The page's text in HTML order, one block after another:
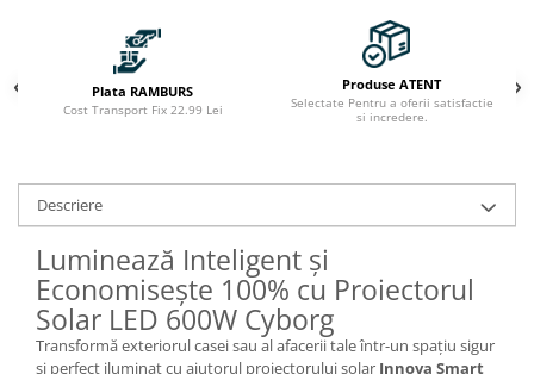
Plata RAMBURS
Cost Transport Fix 22.99 Lei
Produse ATENT
Selectate Pentru a oferii satisfactie
si incredere.
Descriere
Luminează Inteligent și
Economisește 100% cu Proiectorul
Solar LED 600W Cyborg
Transformă exteriorul casei sau al afacerii tale într-un spațiu sigur
și perfect iluminat cu ajutorul proiectorului solar Innova Smart